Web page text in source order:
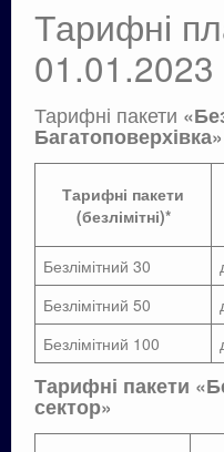
Тарифні
01.01.2023
Тарифні пакети
Багатоповерхівка»
Тарифні пакети
(безлімітні)*
Безлімітний 30
Безлімітний 50
Безлімітний 100
Тарифні пакети
сектор»